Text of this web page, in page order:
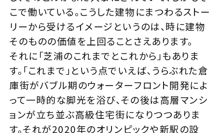
こで働いている。こうした建物にまつわるストー
リーから受けるイメージというのは、時に建物
そのものの価値を上回ることさえあります。
それに「芝浦のこれまでとこれから」もありま
す。「これまで」という点でいえば、うらぶれた倉
庫街がバブル期のウォーターフロント開発によ
って一時的な脚光を浴び、その後は高層マンシ
ョンが立ち並ぶ高級住宅街になりつつありま
す。それが2020年のオリンピックや新駅の設